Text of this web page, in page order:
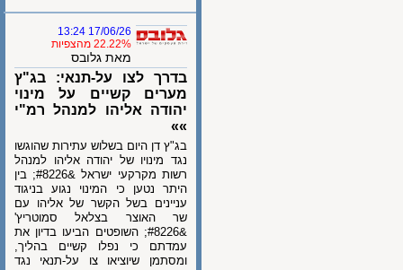
17/06/26 13:24
22.22% מהצפיות
מאת גלובס
בדרך לצו על-תנאי: בג"ץ
מערים קשיים על מינוי
יהודה אליהו למנהל רמ"י
בג"ץ דן היום בשלוש עתירות שהוגשו
נגד מינויו של יהודה אליהו למנהל
רשות מקרקעי ישראל &#8226; בין
היתר נטען כי המינוי נגוע בניגוד
עניינים בשל הקשר של אליהו עם
שר האוצר בצלאל סמוטריץ'
&#8226; השופטים הביעו בדיון את
עמדתם כי נפלו קשיים בהליך,
ומסתמן שיוציאו צו על-תנאי נגד